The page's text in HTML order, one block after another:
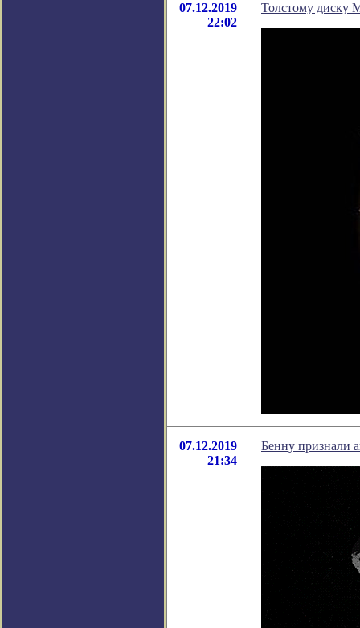
07.12.2019
22:02
Толстому диску
07.12.2019
21:34
Бенну признали